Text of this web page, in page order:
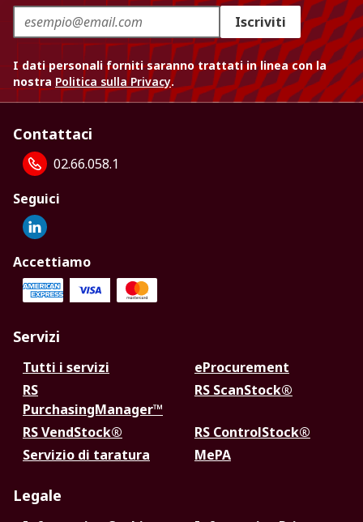
Iscriviti
I dati personali forniti saranno trattati in linea con la
nostra Politica sulla Privacy.
Contattaci
02.66.058.1
Seguici
Accettiamo
Servizi
Tutti i servizi
eProcurement
RS
PurchasingManager™
RS ScanStock®
RS VendStock®
RS ControlStock®
Servizio di taratura
MePA
Legale